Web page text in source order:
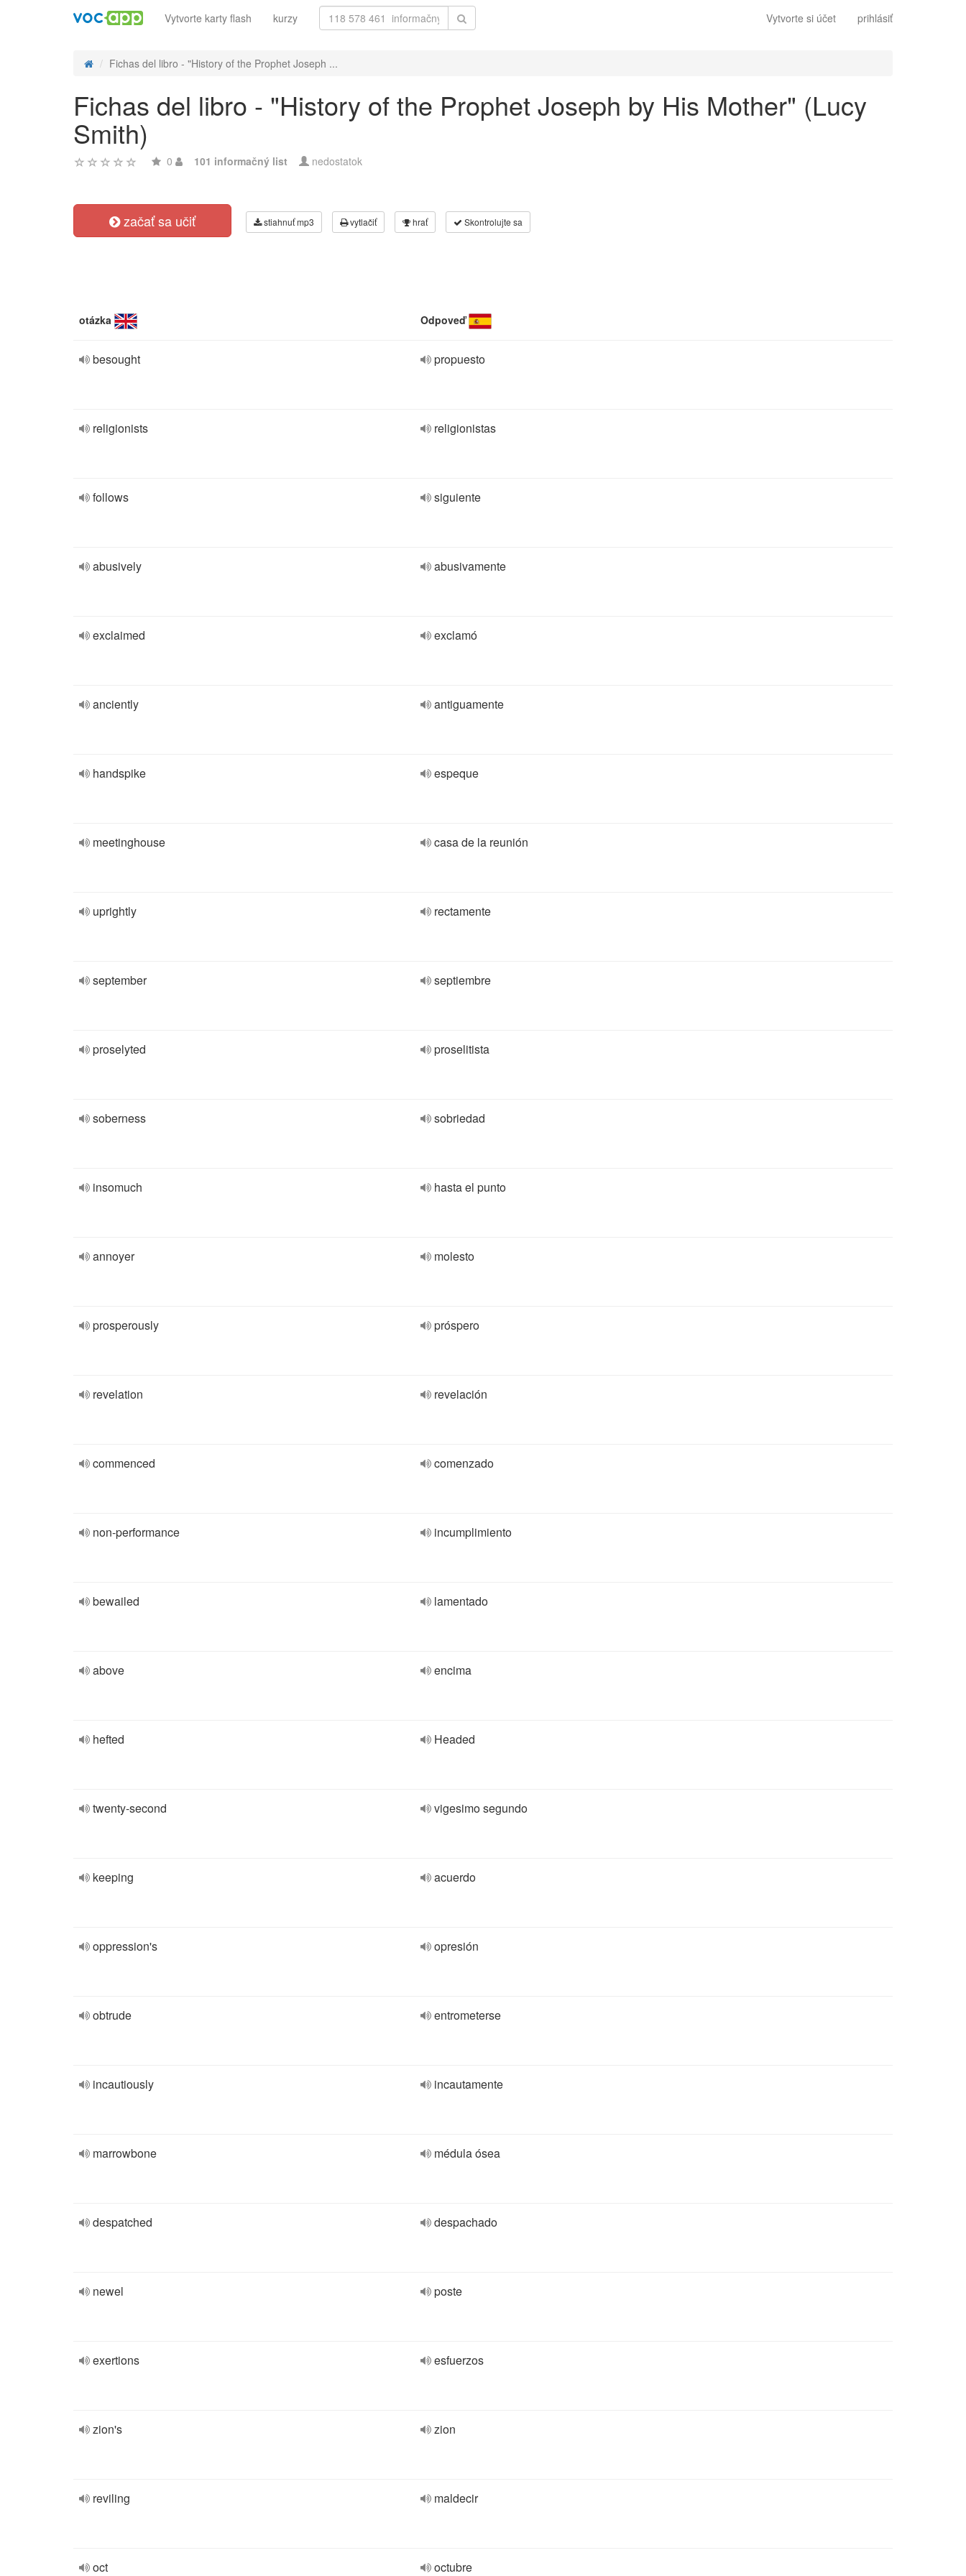
Vytvorte si účet prihlásiť
Vytvorte karty flash kurzy
Fichas del libro - "History of the Prophet Joseph ...
Fichas del libro - "History of the Prophet Joseph by His Mother" (Lucy
Smith)
0 101 informačný list nedostatok
začať sa učiť stiahnuť mp3 vytlačiť hrať Skontrolujte sa
otázka Odpoveď
besought propuesto
religionists religionistas
follows siguiente
abusively abusivamente
exclaimed exclamó
anciently antiguamente
handspike espeque
meetinghouse casa de la reunión
uprightly rectamente
september septiembre
proselyted proselitista
soberness sobriedad
insomuch hasta el punto
annoyer molesto
prosperously próspero
revelation revelación
commenced comenzado
non-performance incumplimiento
bewailed lamentado
above encima
hefted Headed
twenty-second vigesimo segundo
keeping acuerdo
oppression's opresión
obtrude entrometerse
incautiously incautamente
marrowbone médula ósea
despatched despachado
newel poste
exertions esfuerzos
zion's zion
reviling maldecir
oct octubre